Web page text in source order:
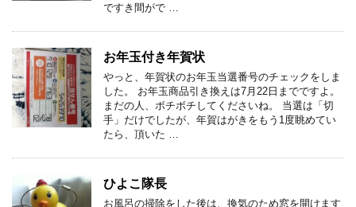
ですき間がで …
お年玉付き年賀状
やっと、年賀状のお年玉当選番号のチェックをしま
した。 お年玉商品引き換えは7月22日までですよ。
まだの人、ボチボチしてくださいね。 当選は「切
手」だけでしたが、年賀はがきをもう1度眺めてい
たら、頂いた …
ひよこ隊長
お風呂の掃除をした後は、換気のため窓を開けます